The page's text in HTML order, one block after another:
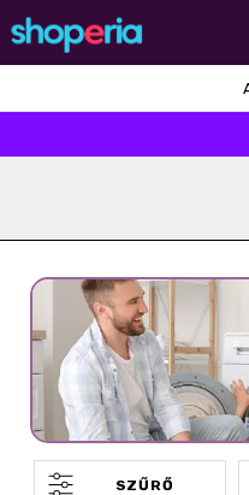
Pampers Lenor
Coccolino Silan
Népszerű keresések
leukoplast ariel
SZŰRŐ